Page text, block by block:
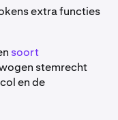
extra functies
soort
stemrecht
en de